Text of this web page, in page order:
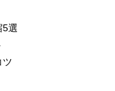
5選
ツ